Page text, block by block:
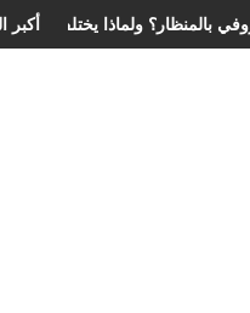
عملية الانزلاق الغضروفي